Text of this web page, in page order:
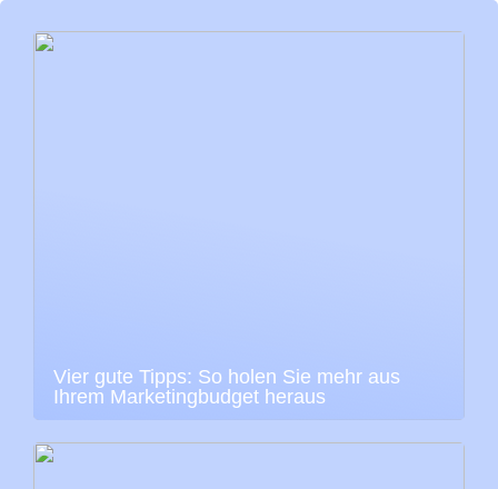
Vier gute Tipps: So holen Sie mehr aus
Ihrem Marketingbudget heraus